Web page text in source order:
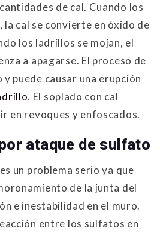
de cal. Cuando los
cal se convierte en óxido de
los ladrillos se mojan, el
a apagarse. El proceso de
puede causar una erupción
. El soplado con cal
en revoques y enfoscados.
ataque de sulfato
un problema serio ya que
de la junta del
e inestabilidad en el muro.
entre los sulfatos en